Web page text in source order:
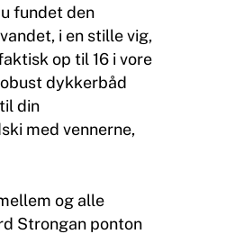
fundet den
i en stille vig,
op til 16 i vore
dykkerbåd
din
med vennerne,
og alle
Strongan ponton